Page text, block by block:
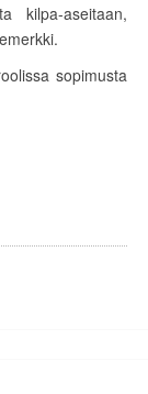
kilpa-aseitaan,
sopimusta